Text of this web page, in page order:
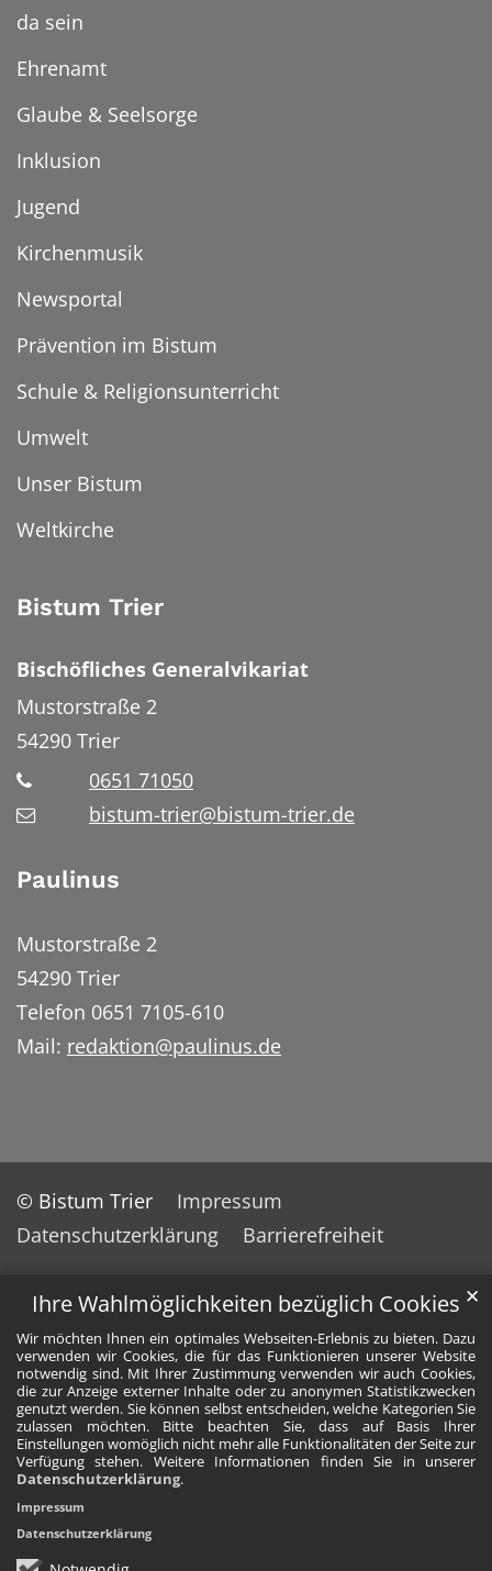
Ihre Wahlmöglichkeiten bezüglich Cookies
Wir möchten Ihnen ein optimales Webseiten-Erlebnis zu bieten. Dazu
verwenden wir Cookies, die für das Funktionieren unserer Website
notwendig sind. Mit Ihrer Zustimmung verwenden wir auch Cookies,
die zur Anzeige externer Inhalte oder zu anonymen Statistikzwecken
genutzt werden. Sie können selbst entscheiden, welche Kategorien Sie
zulassen möchten. Bitte beachten Sie, dass auf Basis Ihrer
Einstellungen womöglich nicht mehr alle Funktionalitäten der Seite zur
Verfügung stehen. Weitere Informationen finden Sie in unserer
Datenschutzerklärung.
✕
Impressum
Datenschutzerklärung
da sein
Ehrenamt
Glaube & Seelsorge
Inklusion
Jugend
Kirchenmusik
Newsportal
Prävention im Bistum
Schule & Religionsunterricht
Umwelt
Unser Bistum
Weltkirche
Bistum Trier
Bischöfliches Generalvikariat
Mustorstraße 2
54290 Trier
0651 71050
bistum-trier@bistum-trier.de
Paulinus
Mustorstraße 2
54290 Trier
Telefon 0651 7105-610
Mail: redaktion@paulinus.de
© Bistum Trier
Impressum
Datenschutzerklärung
Barrierefreiheit